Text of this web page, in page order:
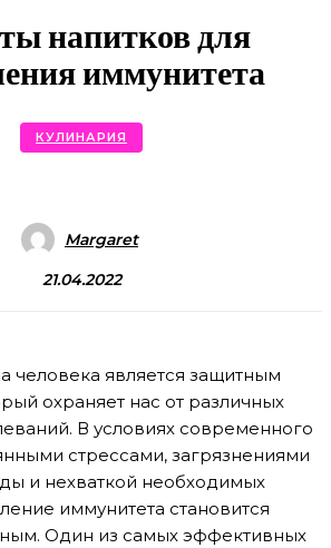
напитков для
иммунитета
КУЛИНАРИЯ
Margaret
21.04.2022
человека является защитным
охраняет нас от различных
В условиях современного
стрессами, загрязнениями
и нехваткой необходимых
иммунитета становится
Один из самых эффективных